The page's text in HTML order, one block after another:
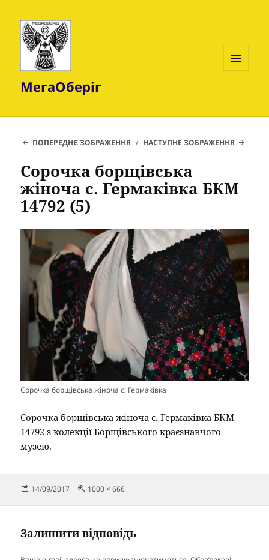
МегаОберіг
ПОПЕРЕДНЄ ЗОБРАЖЕННЯ НАСТУПНЕ ЗОБРАЖЕННЯ
Сорочка борщівська
жіноча с. Гермаківка БКМ
14792 (5)
Сорочка борщівська жіноча с. Гермаківка
Сорочка борщівська жіноча с. Гермаківка БКМ
14792 з колекції Борщівського краєзнавчого
музею.
Опубліковано
14/09/2017
Повний
1000 × 666
Залишити відповідь